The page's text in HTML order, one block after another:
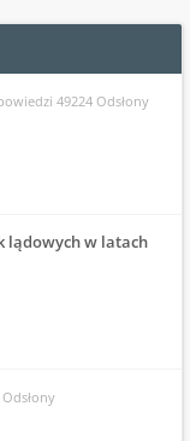
49224 Odsłony
lądowych w latach